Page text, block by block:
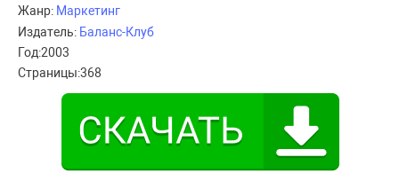
Жанр: Маркетинг
Издатель: Баланс-Клуб
Год:2003
Страницы:368